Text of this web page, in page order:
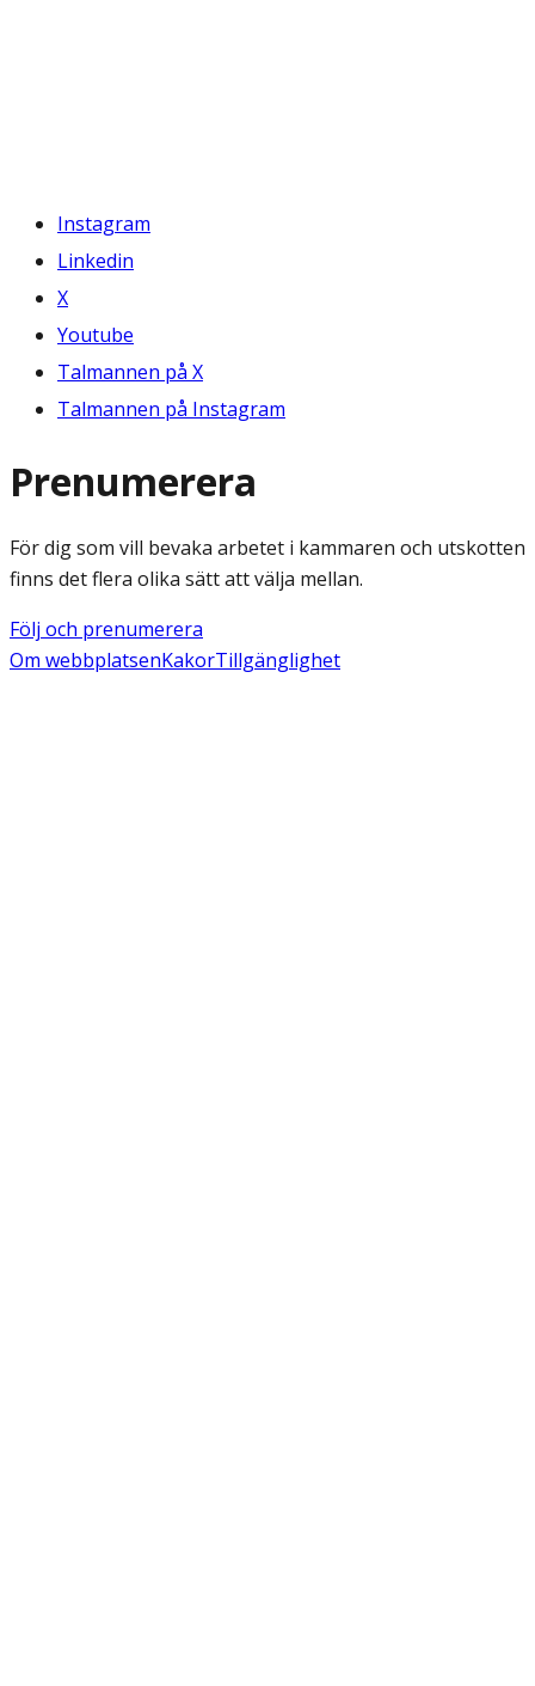
Instagram
Linkedin
X
Youtube
Talmannen på X
Talmannen på Instagram
Prenumerera
För dig som vill bevaka arbetet i kammaren och utskotten
finns det flera olika sätt att välja mellan.
Följ och prenumerera
Om webbplatsenKakorTillgänglighet